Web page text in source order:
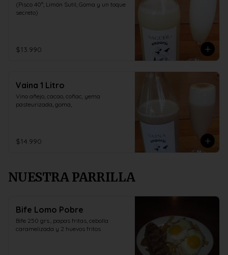
(Pisco 40°, Limón Sutil, Goma y un toque
secreto)
$13.990
Vaina 1 Litro
Vino añejo, cacao, coñac, yema
pasteurizada, goma,
$14.990
NUESTRA PARRILLA
Bife Lomo Pobre
Bife 250 grs., papas fritas, cebolla
caramelizada y 2 huevos fritos